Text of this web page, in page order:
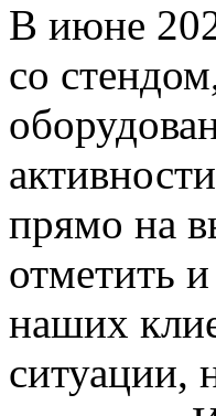
В июне
со
прямо на
отметить
наших
ситуации,